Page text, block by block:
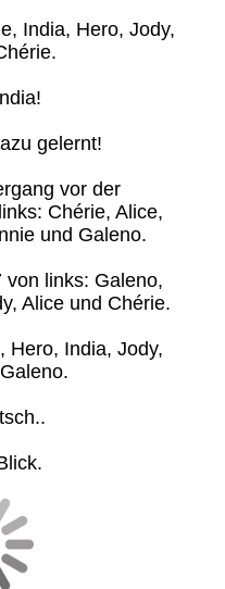
India, Hero, Jody,
gelernt!
vor der
Chérie, Alice,
und Galeno.
von links: Galeno,
Alice und Chérie.
Hero, India, Jody,